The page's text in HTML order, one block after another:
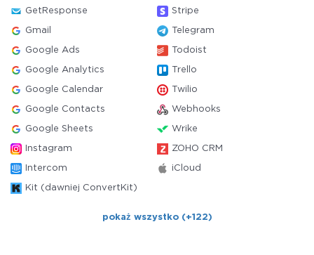
GetResponse Stripe
Gmail Telegram
Google Ads Todoist
Google Analytics Trello
Google Calendar Twilio
Google Contacts Webhooks
Google Sheets Wrike
Instagram ZOHO CRM
Intercom iCloud
Kit (dawniej ConvertKit)
pokaż wszystko (+122)